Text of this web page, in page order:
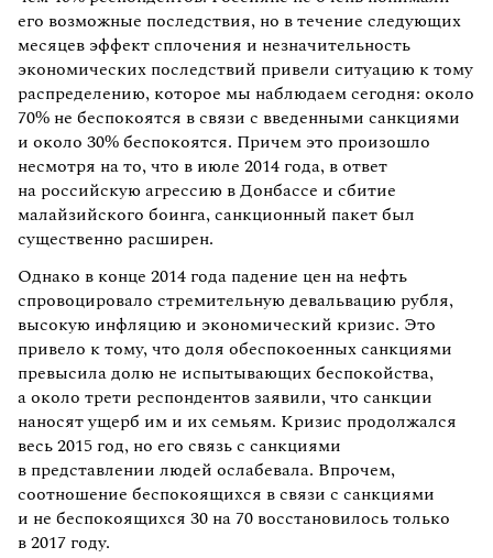
его возможные последствия, но в течение следующих
месяцев эффект сплочения и незначительность
экономических последствий привели ситуацию к тому
распределению, которое мы наблюдаем сегодня: около
70% не беспокоятся в связи с введенными санкциями
и около 30% беспокоятся. Причем это произошло
несмотря на то, что в июле 2014 года, в ответ
на российскую агрессию в Донбассе и сбитие
малайзийского боинга, санкционный пакет был
существенно расширен.
Однако в конце 2014 года падение цен на нефть
спровоцировало стремительную девальвацию рубля,
высокую инфляцию и экономический кризис. Это
привело к тому, что доля обеспокоенных санкциями
превысила долю не испытывающих беспокойства,
а около трети респондентов заявили, что санкции
наносят ущерб им и их семьям. Кризис продолжался
весь 2015 год, но его связь с санкциями
в представлении людей ослабевала. Впрочем,
соотношение беспокоящихся в связи с санкциями
и не беспокоящихся 30 на 70 восстановилось только
в 2017 году.